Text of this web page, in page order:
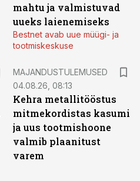
mahtu ja valmistuvad
uueks laienemiseks
Bestnet avab uue müügi- ja
tootmiskeskuse
MAJANDUSTULEMUSED
04.08.26, 08:13
Kehra metallitööstus
mitmekordistas kasumi
ja uus tootmishoone
valmib plaanitust
varem